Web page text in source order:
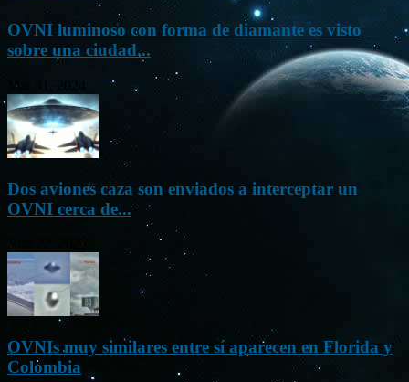
OVNI luminoso con forma de diamante es visto
sobre una ciudad...
Mar 31, 2024
Dos aviones caza son enviados a interceptar un
OVNI cerca de...
OVNIs muy similares entre sí aparecen en Florida y
Colombia